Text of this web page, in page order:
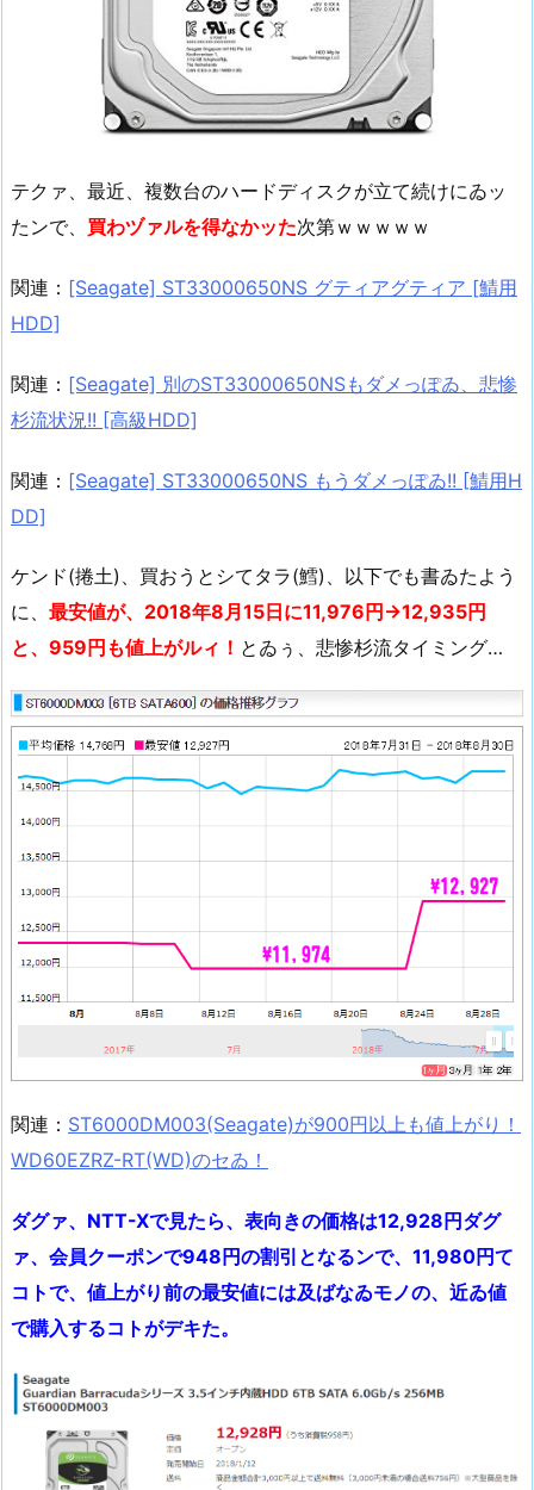
テクァ、最近、複数台のハードディスクが立て続けにゐッ
たンで、 買わヅァルを得なかッた次第ｗｗｗｗｗ
関連： [Seagate] ST33000650NS グティアグティア [鯖用
HDD]
関連： [Seagate] 別のST33000650NSもダメっぽゐ、悲惨
杉流状況!! [高級HDD]
関連： [Seagate] ST33000650NS もうダメっぽゐ!! [鯖用H
DD]
ケンド(捲土)、買おうとシてタラ(鱈)、以下でも書ゐたよう
に、 最安値が、2018年8月15日に11,976円→12,935円
と、959円も値上がルィ！ とゐぅ、悲惨杉流タイミング…
関連： ST6000DM003(Seagate)が900円以上も値上がり！
WD60EZRZ-RT(WD)のセゐ！
ダグァ、NTT-Xで見たら、表向きの価格は12,928円ダグ
ァ、会員クーポンで948円の割引となるンで、11,980円て
コトで、値上がり前の最安値には及ばなゐモノの、近ゐ値
で購入するコトがデキた。